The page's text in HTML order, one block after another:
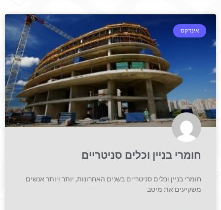
אינדקס
חומרי בניין וכלים סניטריים
חומרי בניין וכלים סניטריים בשנים האחרונות, יותר ויותר אנשים
משקיעים את מיטב